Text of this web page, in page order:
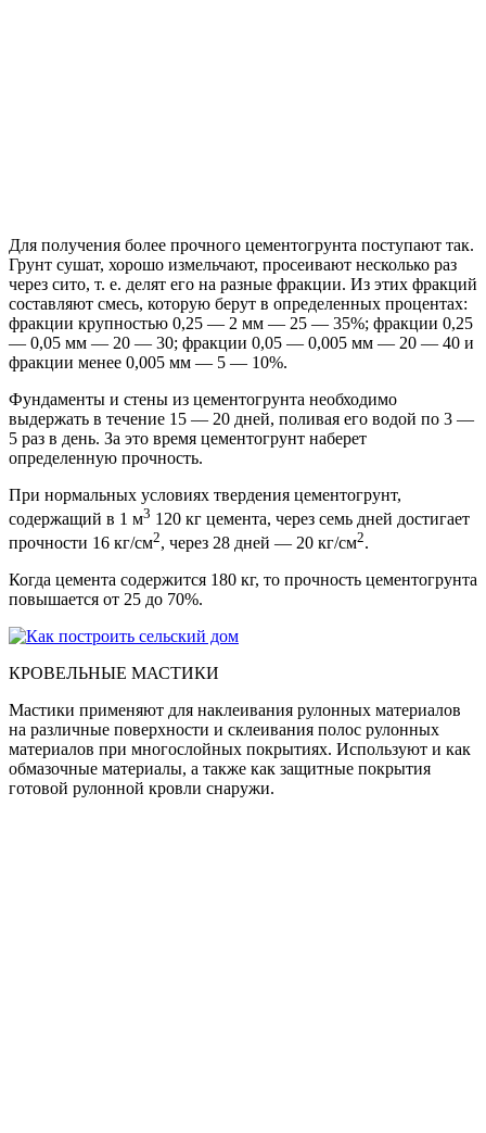
Для получения более прочного цементогрунта поступают так.
Грунт сушат, хорошо измельчают, просеивают несколько раз
через сито, т. е. делят его на разные фракции. Из этих фракций
составляют смесь, которую берут в определенных процентах:
фракции крупностью 0,25 — 2 мм — 25 — 35%; фракции 0,25
— 0,05 мм — 20 — 30; фракции 0,05 — 0,005 мм — 20 — 40 и
фракции менее 0,005 мм — 5 — 10%.
Фундаменты и стены из цементогрунта необходимо
выдержать в течение 15 — 20 дней, поливая его водой по 3 —
5 раз в день. За это время цементогрунт наберет
определенную прочность.
При нормальных условиях твердения цементогрунт,
содержащий в 1 м3 120 кг цемента, через семь дней достигает
прочности 16 кг/см2, через 28 дней — 20 кг/см2.
Когда цемента содержится 180 кг, то прочность цементогрунта
повышается от 25 до 70%.
КРОВЕЛЬНЫЕ МАСТИКИ
Мастики применяют для наклеивания рулонных материалов
на различные поверхности и склеивания полос рулонных
материалов при многослойных покрытиях. Используют и как
обмазочные материалы, а также как защитные покрытия
готовой рулонной кровли снаружи.